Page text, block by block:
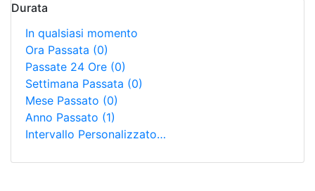
Durata
In qualsiasi momento
Ora Passata (0)
Passate 24 Ore (0)
Settimana Passata (0)
Mese Passato (0)
Anno Passato (1)
Intervallo Personalizzato…